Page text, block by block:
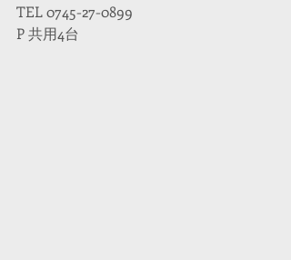
TEL 0745-27-0899
P 共用4台